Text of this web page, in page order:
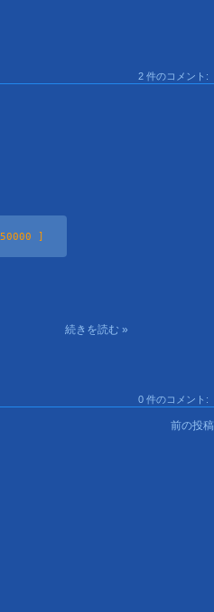
2 件のコメント:
]
続きを読む »
0 件のコメント:
前の投稿